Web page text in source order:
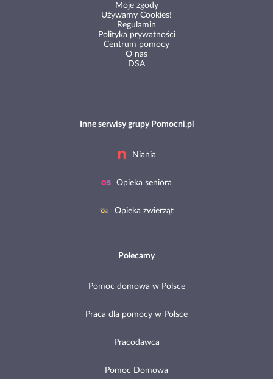
Moje zgody
Używamy Cookies!
Regulamin
Polityka prywatności
Centrum pomocy
O nas
DSA
Inne serwisy grupy Pomocni.pl
Niania
Opieka seniora
Opieka zwierząt
Polecamy
Pomoc domowa w Polsce
Praca dla pomocy w Polsce
Pracodawca
Pomoc Domowa